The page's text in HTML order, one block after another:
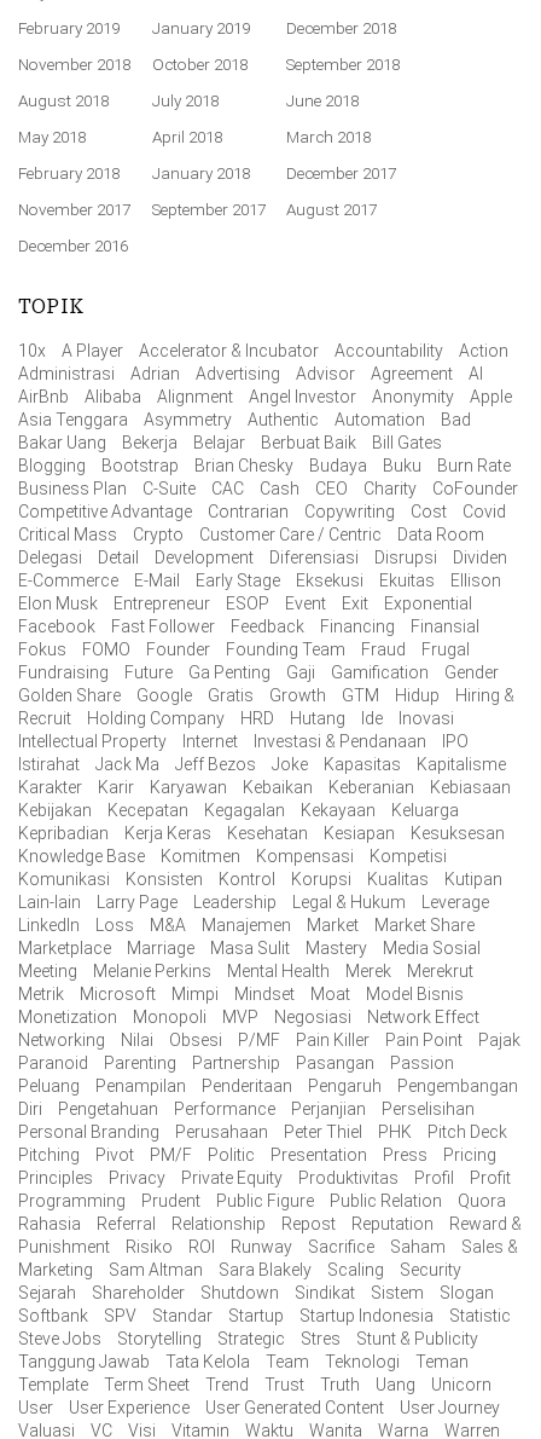
February 2019
January 2019
December 2018
November 2018
October 2018
September 2018
August 2018
July 2018
June 2018
May 2018
April 2018
March 2018
February 2018
January 2018
December 2017
November 2017
September 2017
August 2017
December 2016
TOPIK
10x A Player Accelerator & Incubator Accountability
Action
Administrasi
Adrian Advertising Advisor Agreement
AI
AirBnb
Alibaba Alignment Angel Investor Anonymity
Apple
Asia Tenggara
Asymmetry Authentic Automation
Bad
Bakar Uang
Bekerja Belajar Berbuat Baik
Bill Gates
Blogging
Bootstrap Brian Chesky Budaya Buku
Burn Rate
Business Plan
C-Suite CAC Cash CEO Charity
CoFounder
Competitive Advantage
Contrarian Copywriting Cost
Covid
Critical Mass
Crypto Customer Care / Centric
Data Room
Delegasi
Detail Development Diferensiasi Disrupsi
Dividen
E-Commerce
E-Mail Early Stage Eksekusi Ekuitas
Ellison
Elon Musk
Entrepreneur ESOP Event Exit
Exponential
Facebook
Fast Follower Feedback Financing
Finansial
Fokus
FOMO Founder Founding Team Fraud
Frugal
Fundraising
Future Ga Penting Gaji Gamification
Gender
Golden Share
Google Gratis Growth GTM Hidup
Hiring &
Recruit
Holding Company HRD Hutang Ide
Inovasi
Intellectual Property
Internet Investasi & Pendanaan
IPO
Istirahat
Jack Ma Jeff Bezos Joke Kapasitas
Kapitalisme
Karakter
Karir Karyawan Kebaikan Keberanian
Kebiasaan
Kebijakan
Kecepatan Kegagalan Kekayaan
Keluarga
Kepribadian
Kerja Keras Kesehatan Kesiapan
Kesuksesan
Knowledge Base
Komitmen Kompensasi
Kompetisi
Komunikasi
Konsisten Kontrol Korupsi Kualitas
Kutipan
Lain-lain
Larry Page Leadership Legal & Hukum
Leverage
LinkedIn
Loss M&A Manajemen Market
Market Share
Marketplace
Marriage Masa Sulit Mastery
Media Sosial
Meeting
Melanie Perkins Mental Health Merek
Merekrut
Metrik
Microsoft Mimpi Mindset Moat
Model Bisnis
Monetization
Monopoli MVP Negosiasi
Network Effect
Networking
Nilai Obsesi P/MF Pain Killer Pain Point
Pajak
Paranoid
Parenting Partnership Pasangan
Passion
Peluang
Penampilan Penderitaan Pengaruh
Pengembangan
Diri
Pengetahuan Performance Perjanjian
Perselisihan
Personal Branding
Perusahaan Peter Thiel PHK
Pitch Deck
Pitching
Pivot PM/F Politic Presentation Press
Pricing
Principles
Privacy Private Equity Produktivitas Profil
Profit
Programming
Prudent Public Figure Public Relation
Quora
Rahasia
Referral Relationship Repost Reputation
Reward &
Punishment
Risiko ROI Runway Sacrifice Saham
Sales &
Marketing
Sam Altman Sara Blakely Scaling
Security
Sejarah
Shareholder Shutdown Sindikat Sistem
Slogan
Softbank
SPV Standar Startup Startup Indonesia
Statistic
Steve Jobs
Storytelling Strategic Stres
Stunt & Publicity
Tanggung Jawab
Tata Kelola Team Teknologi
Teman
Template
Term Sheet Trend Trust Truth Uang
Unicorn
User
User Experience User Generated Content
User Journey
Valuasi
VC Visi Vitamin Waktu Wanita Warna Warren